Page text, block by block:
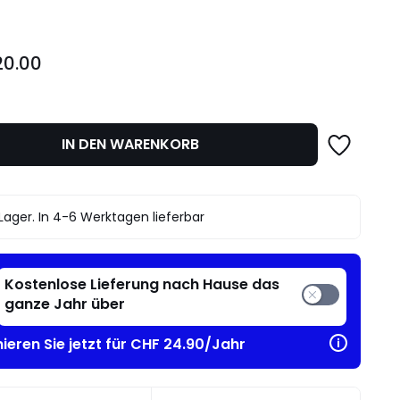
IN DEN WARENKORB
In 4-6 Werktagen lieferbar
Kostenlose Lieferung nach Hause das
ganze Jahr über
Sie jetzt für CHF 24.90/Jahr